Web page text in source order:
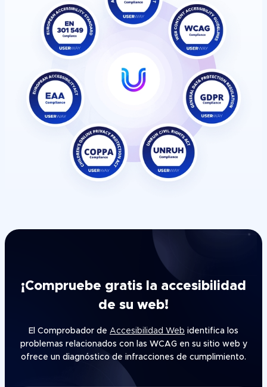
¡Compruebe gratis la accesibilidad
de su web!
El Comprobador de Accesibilidad Web identifica los
problemas relacionados con las WCAG en su sitio web y
ofrece un diagnóstico de infracciones de cumplimiento.